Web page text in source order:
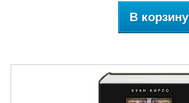
В корзину